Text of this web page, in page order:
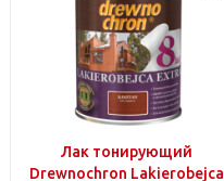
Лак тонирующий
Drewnochron Lakierobejca